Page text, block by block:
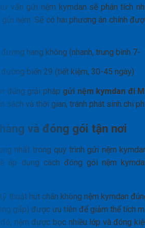
tư vấn gửi nệm kymdan sẽ phân tích
gửi nệm. Sẽ có hai phương án chính
đường hàng không (nhanh, trung bình 7-
đường biển 29 (tiết kiệm, 30-45 ngày)
đúng giải pháp gửi nệm kymdan đi
sách và thời gian, tránh phát sinh chi
hàng và đóng gói tận nơi
nhất trong quy trình gửi nệm
áp dụng cách đóng gói nệm
thuật hút chân không nệm kymdan
gấp) được ưu tiên để giảm thể tích
đó, nệm được bọc nhiều lớp và đóng